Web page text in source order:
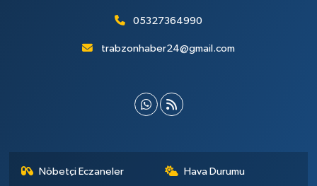
05327364990
trabzonhaber24@gmail.com
Nöbetçi Eczaneler Hava Durumu